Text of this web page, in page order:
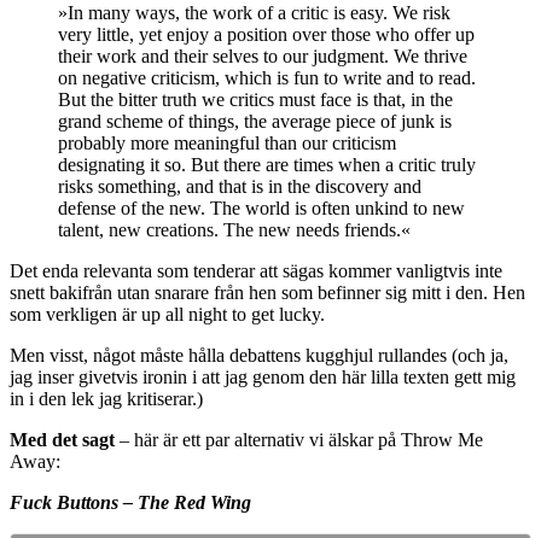
»In many ways, the work of a critic is easy. We risk
very little, yet enjoy a position over those who offer up
their work and their selves to our judgment. We thrive
on negative criticism, which is fun to write and to read.
But the bitter truth we critics must face is that, in the
grand scheme of things, the average piece of junk is
probably more meaningful than our criticism
designating it so. But there are times when a critic truly
risks something, and that is in the discovery and
defense of the new. The world is often unkind to new
talent, new creations. The new needs friends.«
Det enda relevanta som tenderar att sägas kommer vanligtvis inte
snett bakifrån utan snarare från hen som befinner sig mitt i den. Hen
som verkligen är up all night to get lucky.
Men visst, något måste hålla debattens kugghjul rullandes (och ja,
jag inser givetvis ironin i att jag genom den här lilla texten gett mig
in i den lek jag kritiserar.)
Med det sagt – här är ett par alternativ vi älskar på Throw Me
Away:
Fuck Buttons – The Red Wing